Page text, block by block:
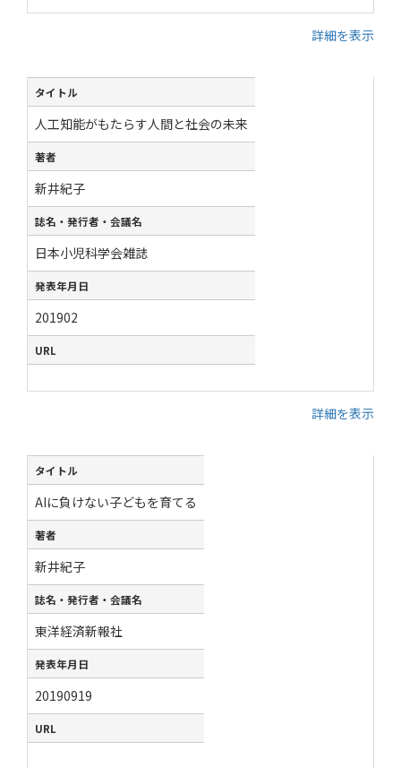
詳細を表示
タイトル
人工知能がもたらす人間と社会の未来
著者
新井紀子
誌名・発行者・会議名
日本小児科学会雑誌
発表年月日
201902
URL
詳細を表示
タイトル
AIに負けない子どもを育てる
著者
新井紀子
誌名・発行者・会議名
東洋経済新報社
発表年月日
20190919
URL